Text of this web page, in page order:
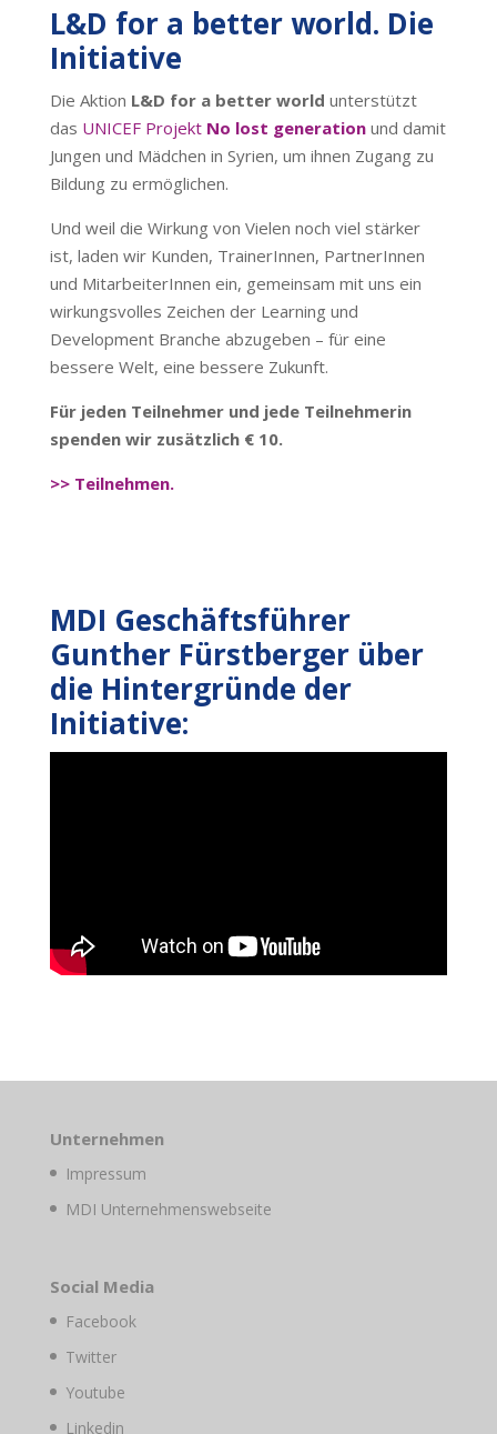
L&D for a better world. Die
Initiative
Die Aktion L&D for a better world unterstützt
das UNICEF Projekt No lost generationund damit
Jungen und Mädchen in Syrien, um ihnen Zugang zu
Bildung zu ermöglichen.
Und weil die Wirkung von Vielen noch viel stärker
ist, laden wir Kunden, TrainerInnen, PartnerInnen
und MitarbeiterInnen ein, gemeinsam mit uns ein
wirkungsvolles Zeichen der Learning und
Development Branche abzugeben – für eine
bessere Welt, eine bessere Zukunft.
Für jeden Teilnehmer und jede Teilnehmerin
spenden wir zusätzlich € 10.
>> Teilnehmen.
MDI Geschäftsführer
Gunther Fürstberger über
die Hintergründe der
Initiative:
Unternehmen
Impressum
MDI Unternehmenswebseite
Social Media
Facebook
Twitter
Youtube
Linkedin